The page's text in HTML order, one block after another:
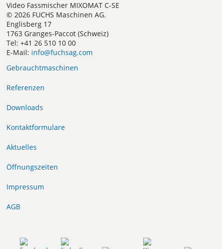
Video Fassmischer MIXOMAT C-SE
© 2026 FUCHS Maschinen AG.
Englisberg 17
1763 Granges-Paccot (Schweiz)
Tel: +41 26 510 10 00
E-Mail: info@fuchsag.com
Gebrauchtmaschinen
Referenzen
Downloads
Kontaktformulare
Aktuelles
Öffnungszeiten
Impressum
AGB